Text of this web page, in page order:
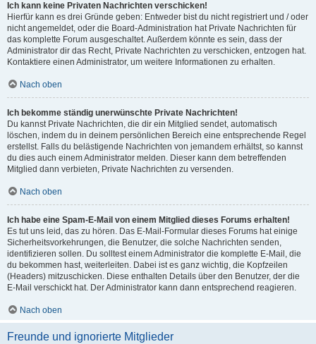
Ich kann keine Privaten Nachrichten verschicken!
Hierfür kann es drei Gründe geben: Entweder bist du nicht registriert und / oder
nicht angemeldet, oder die Board-Administration hat Private Nachrichten für
das komplette Forum ausgeschaltet. Außerdem könnte es sein, dass der
Administrator dir das Recht, Private Nachrichten zu verschicken, entzogen hat.
Kontaktiere einen Administrator, um weitere Informationen zu erhalten.
Nach oben
Ich bekomme ständig unerwünschte Private Nachrichten!
Du kannst Private Nachrichten, die dir ein Mitglied sendet, automatisch
löschen, indem du in deinem persönlichen Bereich eine entsprechende Regel
erstellst. Falls du belästigende Nachrichten von jemandem erhältst, so kannst
du dies auch einem Administrator melden. Dieser kann dem betreffenden
Mitglied dann verbieten, Private Nachrichten zu versenden.
Nach oben
Ich habe eine Spam-E-Mail von einem Mitglied dieses Forums erhalten!
Es tut uns leid, das zu hören. Das E-Mail-Formular dieses Forums hat einige
Sicherheitsvorkehrungen, die Benutzer, die solche Nachrichten senden,
identifizieren sollen. Du solltest einem Administrator die komplette E-Mail, die
du bekommen hast, weiterleiten. Dabei ist es ganz wichtig, die Kopfzeilen
(Headers) mitzuschicken. Diese enthalten Details über den Benutzer, der die
E-Mail verschickt hat. Der Administrator kann dann entsprechend reagieren.
Nach oben
Freunde und ignorierte Mitglieder